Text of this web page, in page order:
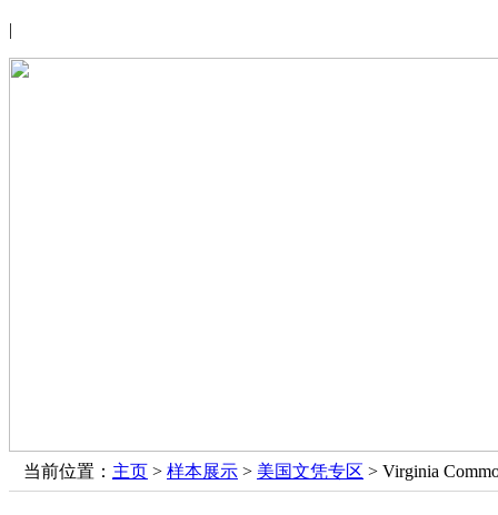
|
当前位置： 主页 > 样本展示 > 美国文凭专区 > Virginia